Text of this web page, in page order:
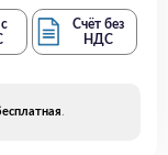
Счёт без
НДС
.